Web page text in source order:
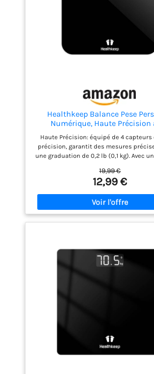
Healthkeep Balance Pese
Numérique, Haute Précision
Affichage Lumineux, Technologie
5mm Verre Trempé, Haute
180kg/ 400lb
Haute Précision: équipé de 4 capteurs
précision, garantit des mesures
une graduation de 0,2 lb (0,1 kg). Avec
balance fiable pour le poids corporel.
Step-On: Cette balance numérique
technologie avancée, vous
simplement monter sur la plate-
calibrée. En quelques secondes, vous
mesures de poids précises et
précises. Conçu avec Soin: Ce pèse-
soigneusement conçu avec des coins
éviter les bords tranchants,
taille de 26 x 26 x 2,3 cm. Que ce soit
fond parfaitement dans n'importe
environnement, offrant
19,99 €
12,99 €